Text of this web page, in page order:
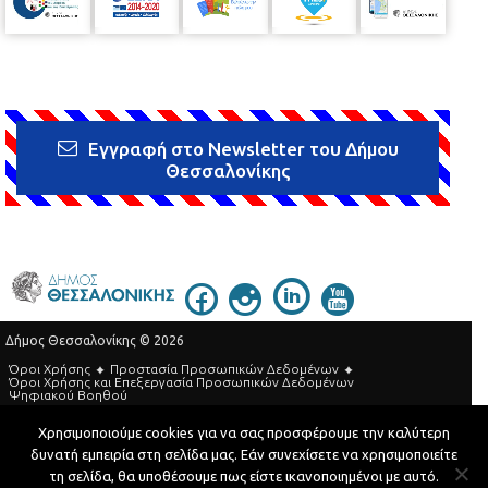
έχει αναλάβει από τον Απρίλιο του 2018 η αρχιμουσικός Λίζα
Εγγραφή στο Newsletter του Δήμου
Θεσσαλονίκης
Δήμος Θεσσαλονίκης © 2026
Όροι Χρήσης
Προστασία Προσωπικών Δεδομένων
Όροι Xρήσης και Eπεξεργασία Προσωπικών Δεδομένων
Ψηφιακού Βοηθού
Τηλεφωνικός Κατάλογος
Developed by MyCompany Projects
Χρησιμοποιούμε cookies για να σας προσφέρουμε την καλύτερη
δυνατή εμπειρία στη σελίδα μας. Εάν συνεχίσετε να χρησιμοποιείτε
τη σελίδα, θα υποθέσουμε πως είστε ικανοποιημένοι με αυτό.